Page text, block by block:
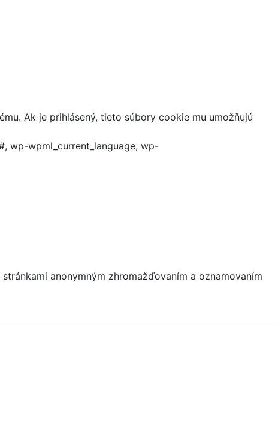
Ak je prihlásený, tieto súbory cookie mu umožňujú
wp-wpml_current_language, wp-
anonymným zhromažďovaním a oznamovaním